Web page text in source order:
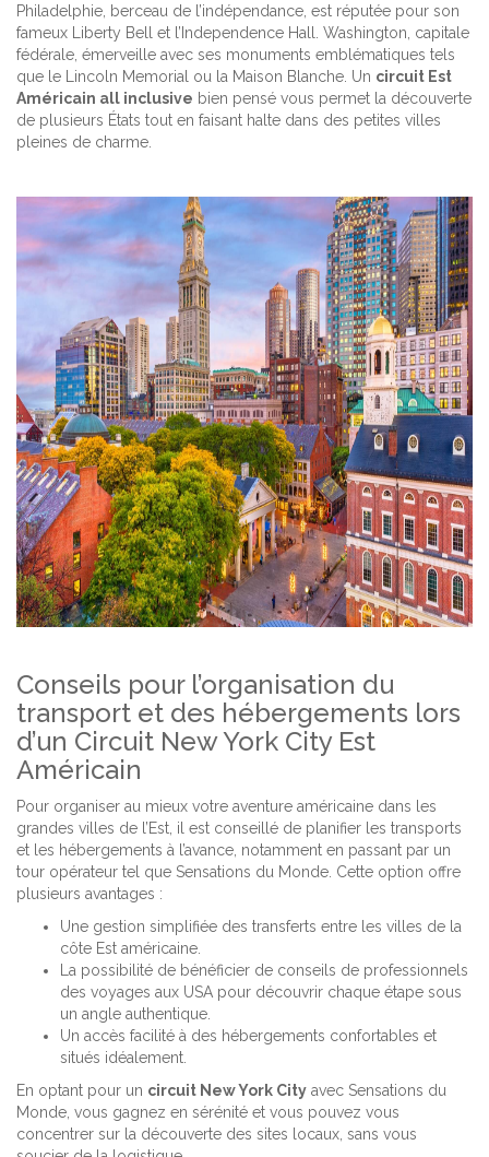
Philadelphie, berceau de l’indépendance, est réputée pour son
fameux Liberty Bell et l’Independence Hall. Washington, capitale
fédérale, émerveille avec ses monuments emblématiques tels
que le Lincoln Memorial ou la Maison Blanche. Un circuit Est
Américain all inclusive bien pensé vous permet la découverte
de plusieurs États tout en faisant halte dans des petites villes
pleines de charme.
Conseils pour l’organisation du
transport et des hébergements lors
d’un Circuit New York City Est
Américain
Pour organiser au mieux votre aventure américaine dans les
grandes villes de l’Est, il est conseillé de planifier les transports
et les hébergements à l’avance, notamment en passant par un
tour opérateur tel que Sensations du Monde. Cette option offre
plusieurs avantages :
Une gestion simplifiée des transferts entre les villes de la
côte Est américaine.
La possibilité de bénéficier de conseils de professionnels
des voyages aux USA pour découvrir chaque étape sous
un angle authentique.
Un accès facilité à des hébergements confortables et
situés idéalement.
En optant pour un circuit New York City avec Sensations du
Monde, vous gagnez en sérénité et vous pouvez vous
concentrer sur la découverte des sites locaux, sans vous